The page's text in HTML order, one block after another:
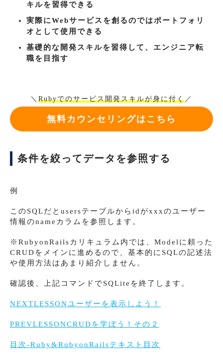
キルを習得できる
実際にWebサービスを創るのではポートフォリ
オとして使用できる
基礎的な開発スキルを習得して、エンジニア転
職を目指す
＼ Rubyでのサービス開発スキルが身に付く／
無料カウンセリングはこちら
条件を絞ってデータを参照する
例
このSQLだとusersテーブルからidがxxxのユーザー
情報のnameカラムを参照します。
※RubyonRailsカリキュラム内では、Modelに頼った
CRUDをメインに進めるので、基本的にSQLの記述法
や使用方法はあまり紹介しません。
確認後、上記コマンドでSQLiteを終了します。
NEXTLESSONユーザーを表示しよう！
PREVLESSONCRUDを学ぼう！その２
目次-Ruby&RubyonRailsテキスト目次